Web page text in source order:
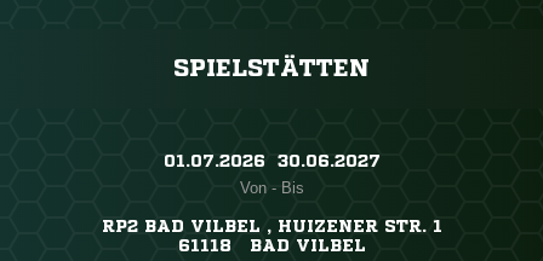
SPIELSTÄTTEN
01.07.2026 ​ 30.06.2027
Von - Bis
RP2 BAD VILBEL , HUIZENER STR. 1
61118 BAD VILBEL